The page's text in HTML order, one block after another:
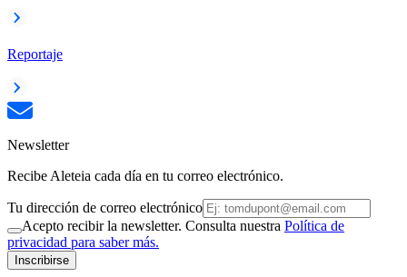
Reportaje
Newsletter
Recibe Aleteia cada día en tu correo electrónico.
Tu dirección de correo electrónico
Acepto recibir la newsletter. Consulta nuestra Política de
privacidad para saber más.
Inscribirse